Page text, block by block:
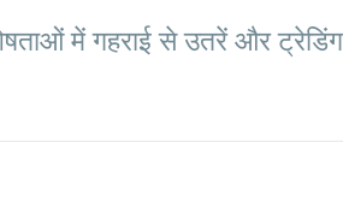
में गहराई से उतरें और ट्रेडिंग